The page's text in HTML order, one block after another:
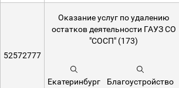
52572777
Оказание услуг по удалению
остатков деятельности ГАУЗ СО
"СОСП" (173)
Екатеринбург
Благоустройство